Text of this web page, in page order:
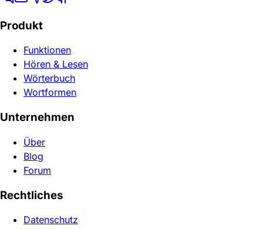
Produkt
Funktionen
Hören & Lesen
Wörterbuch
Wortformen
Unternehmen
Über
Blog
Forum
Rechtliches
Datenschutz